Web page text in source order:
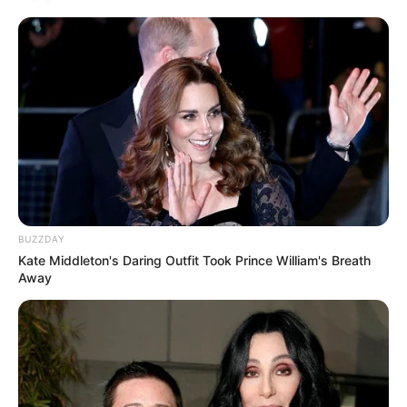
BUZZDAY
Kate Middleton's Daring Outfit Took Prince William's Breath
Away